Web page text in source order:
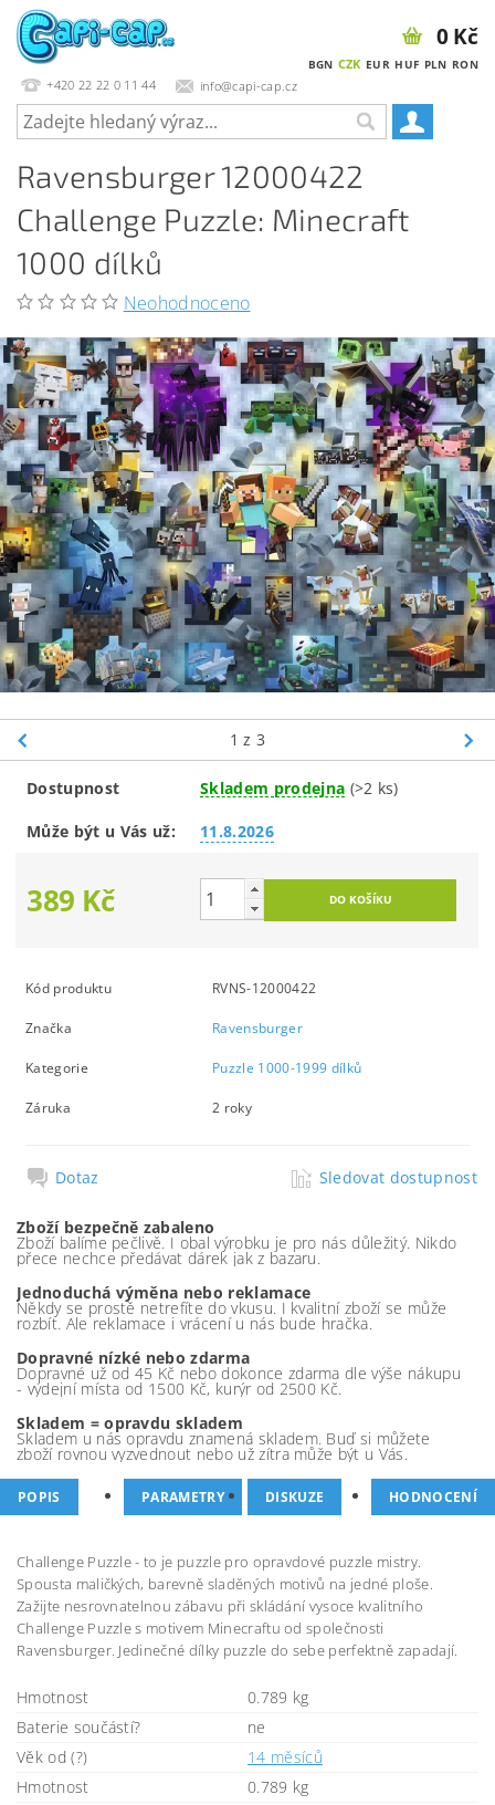
+420 22 22 0 11 44 info@capi-cap.cz
BGN CZK EUR HUF PLN RON
0 Kč
Ravensburger 12000422
Challenge Puzzle: Minecraft
1000 dílků
Neohodnoceno
1 z 3
Dostupnost Skladem prodejna (>2 ks)
Může být u Vás už: 11.8.2026
389 Kč
Kód produktu RVNS-12000422
Značka Ravensburger
Kategorie Puzzle 1000-1999 dílků
Záruka 2 roky
Dotaz Sledovat dostupnost
Zboží bezpečně zabaleno
Zboží balíme pečlivě. I obal výrobku je pro nás důležitý. Nikdo
přece nechce předávat dárek jak z bazaru.
Jednoduchá výměna nebo reklamace
Někdy se prostě netrefíte do vkusu. I kvalitní zboží se může
rozbít. Ale reklamace i vrácení u nás bude hračka.
Dopravné nízké nebo zdarma
Dopravné už od 45 Kč nebo dokonce zdarma dle výše nákupu
- výdejní místa od 1500 Kč, kurýr od 2500 Kč.
Skladem = opravdu skladem
Skladem u nás opravdu znamená skladem. Buď si můžete
zboží rovnou vyzvednout nebo už zítra může být u Vás.
POPIS PARAMETRY DISKUZE HODNOCENÍ
Challenge Puzzle - to je puzzle pro opravdové puzzle mistry.
Spousta maličkých, barevně sladěných motivů na jedné ploše.
Zažijte nesrovnatelnou zábavu při skládání vysoce kvalitního
Challenge Puzzle s motivem Minecraftu od společnosti
Ravensburger. Jedinečné dílky puzzle do sebe perfektně zapadají.
Hmotnost
0.789 kg
Baterie součástí?
ne
Věk od (?)
14 měsíců
Hmotnost
0.789 kg